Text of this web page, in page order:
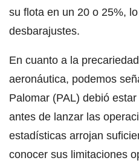
su flota en un 20 o 25%,
desbarajustes.
En cuanto a la
aeronáutica, podemos
Palomar (PAL) debió
antes de lanzar las
estadísticas arrojan
conocer sus limitaciones